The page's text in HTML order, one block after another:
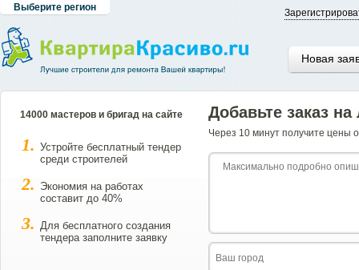
Выберите регион
Новая
14000 мастеров и бригад на сайте
Устройте бесплатный тендер
среди строителей
Экономия на работах
составит до 40%
Для бесплатного создания
тендера заполните заявку
Добавьте заказ
Через 10 минут получите цены